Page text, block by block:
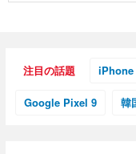
注目の話題 iPhone
Google Pixel 9 韓